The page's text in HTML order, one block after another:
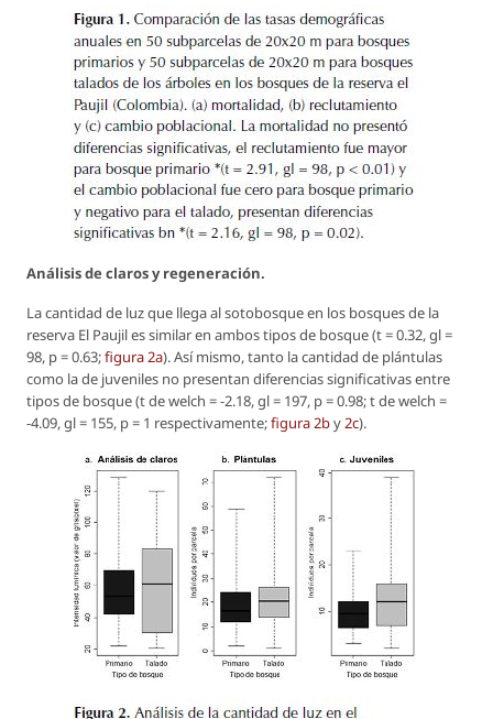
Análisis de claros y regeneración.
La cantidad de luz que llega al sotobosque en los bosques de la
reserva El Paujil es similar en ambos tipos de bosque (t = 0.32, gl =
98, p = 0.63;figura 2a). Así mismo, tanto la cantidad de plántulas
como la de juveniles no presentan diferencias significativas entre
tipos de bosque (t de welch = -2.18, gl = 197, p = 0.98; t de welch =
-4.09, gl = 155, p = 1 respectivamente;figura 2by2c).